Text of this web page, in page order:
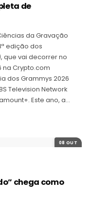
de
da Gravação
edição dos
que vai decorrer no
na Crypto.com
dos Grammys 2026
Television Network
Este ano, a…
08 OUT
chega como